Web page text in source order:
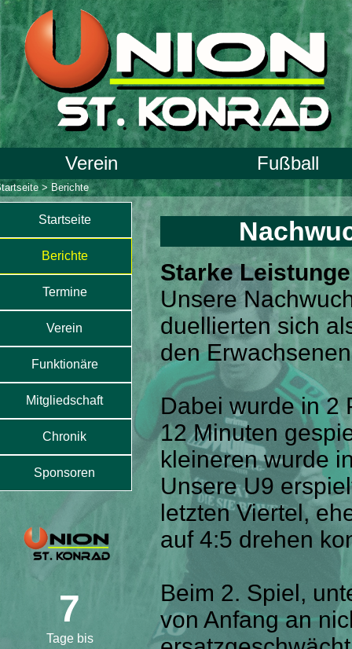
Verein Fußball
> Berichte
Startseite
Berichte
Termine
Verein
Funktionäre
Mitgliedschaft
Chronik
Sponsoren
7
Tage bis
Starke
Unsere
duellierten sich
den
Dabei wurde in 2
12 Minuten
kleineren wurde
Unsere U9
letzten Viertel,
auf 4:5 drehen
Beim 2. Spiel,
von Anfang an